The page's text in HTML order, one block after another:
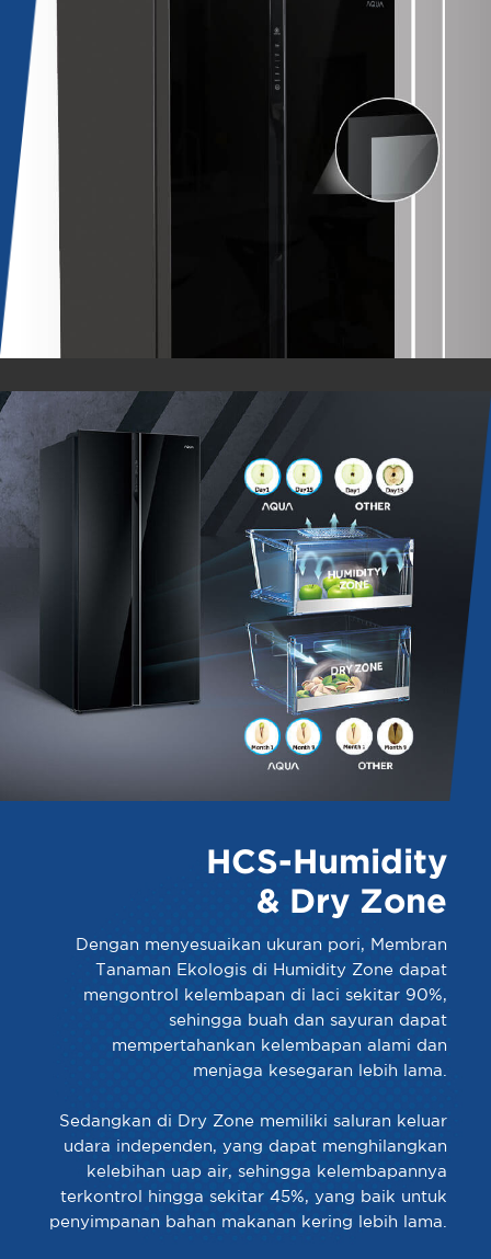
HCS-Humidity
& Dry Zone
Dengan menyesuaikan ukuran pori, Membran
Tanaman Ekologis di Humidity Zone dapat
mengontrol kelembapan di laci sekitar 90%,
sehingga buah dan sayuran dapat
mempertahankan kelembapan alami dan
menjaga kesegaran lebih lama.
Sedangkan di Dry Zone memiliki saluran keluar
udara independen, yang dapat menghilangkan
kelebihan uap air, sehingga kelembapannya
terkontrol hingga sekitar 45%, yang baik untuk
penyimpanan bahan makanan kering lebih lama.